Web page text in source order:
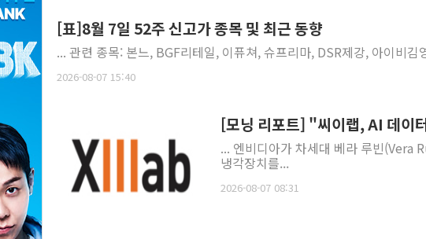
[표]8월 7일 52주 신고가 종목 및 최근 동향
... 관련 종목: 본느, BGF리테일, 이퓨쳐, 슈프리마, DSR제강, 아이비김
2026-08-07 15:40
[모닝 리포트] "씨이랩, AI 데이
... 엔비디아가 차세대 베라 루빈(Vera
냉각장치를...
2026-08-07 08:31